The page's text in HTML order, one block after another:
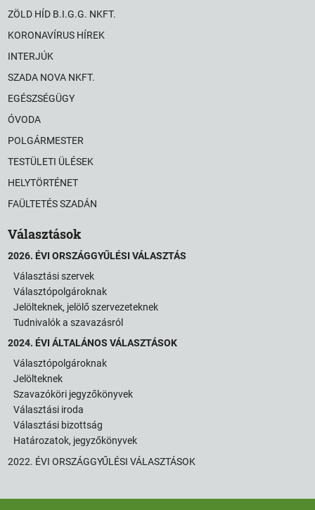
ZÖLD HÍD B.I.G.G. NKFT.
KORONAVÍRUS HÍREK
INTERJÚK
SZADA NOVA NKFT.
EGÉSZSÉGÜGY
ÓVODA
POLGÁRMESTER
TESTÜLETI ÜLÉSEK
HELYTÖRTÉNET
FAÜLTETÉS SZADÁN
Választások
2026. ÉVI ORSZÁGGYŰLÉSI VÁLASZTÁS
Választási szervek
Választópolgároknak
Jelölteknek, jelölő szervezeteknek
Tudnivalók a szavazásról
2024. ÉVI ÁLTALÁNOS VÁLASZTÁSOK
Választópolgároknak
Jelölteknek
Szavazóköri jegyzőkönyvek
Választási iroda
Választási bizottság
Határozatok, jegyzőkönyvek
2022. ÉVI ORSZÁGGYŰLÉSI VÁLASZTÁSOK